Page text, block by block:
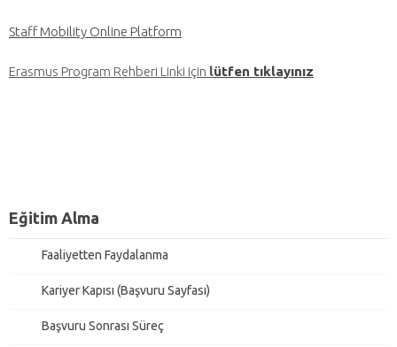
Staff Mobility Online Platform
Erasmus Program Rehberi Linki için lütfen tıklayınız
Eğitim Alma
Faaliyetten Faydalanma
Kariyer Kapısı (Başvuru Sayfası)
Başvuru Sonrası Süreç